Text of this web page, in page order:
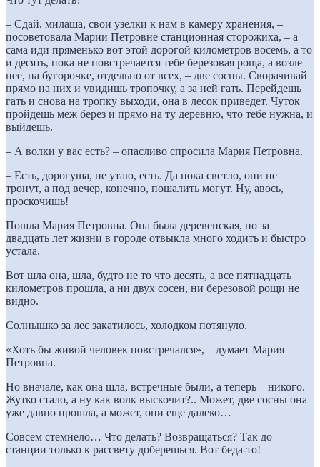
– Сдай, милаша, свои узелки к нам в камеру хранения, –
посоветовала Марии Петровне станционная сторожиха, – а
сама иди пряменько вот этой дорогой километров восемь, а то
и десять, пока не повстречается тебе березовая роща, а возле
нее, на бугорочке, отдельно от всех, – две сосны. Сворачивай
прямо на них и увидишь тропочку, а за ней гать. Перейдешь
гать и снова на тропку выходи, она в лесок приведет. Чуток
пройдешь меж берез и прямо на ту деревню, что тебе нужна, и
выйдешь.
– А волки у вас есть? – опасливо спросила Мария Петровна.
– Есть, дорогуша, не утаю, есть. Да пока светло, они не
тронут, а под вечер, конечно, пошалить могут. Ну, авось,
проскочишь!
Пошла Мария Петровна. Она была деревенская, но за
двадцать лет жизни в городе отвыкла много ходить и быстро
устала.
Вот шла она, шла, будто не то что десять, а все пятнадцать
километров прошла, а ни двух сосен, ни березовой рощи не
видно.
Солнышко за лес закатилось, холодком потянуло.
«Хоть бы живой человек повстречался», – думает Мария
Петровна.
Но вначале, как она шла, встречные были, а теперь – никого.
Жутко стало, а ну как волк выскочит?.. Может, две сосны она
уже давно прошла, а может, они еще далеко…
Совсем стемнело… Что делать? Возвращаться? Так до
станции только к рассвету доберешься. Вот беда-то!